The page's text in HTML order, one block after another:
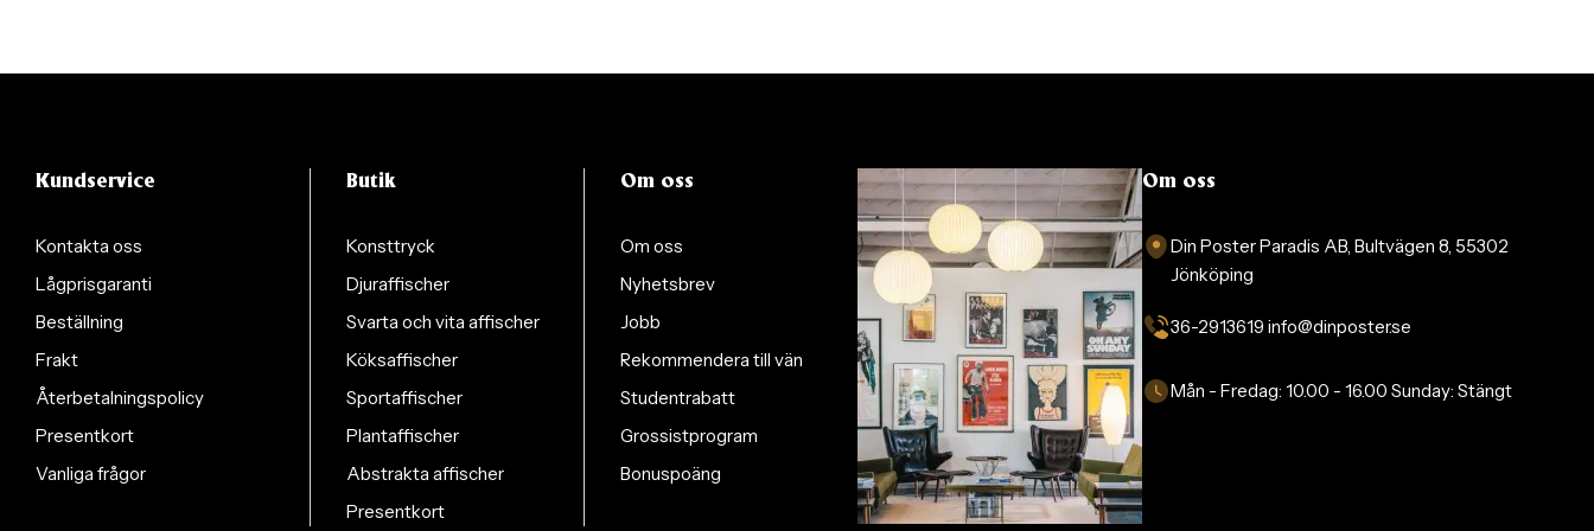
Kundservice
Kontakta oss
Lågprisgaranti
Beställning
Frakt
Återbetalningspolicy
Presentkort
Vanliga frågor
Butik
Konsttryck
Djuraffischer
Svarta och vita affischer
Köksaffischer
Sportaffischer
Plantaffischer
Abstrakta affischer
Presentkort
Om oss
Om oss
Nyhetsbrev
Jobb
Rekommendera till vän
Studentrabatt
Grossistprogram
Bonuspoäng
Om oss
Din Poster Paradis AB, Bultvägen 8, 55302
Jönköping
36-2913619 info@dinposter.se​
Mån - Fredag:10.00 - 16.00Sunday:Stängt